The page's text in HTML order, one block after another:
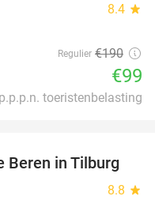
8.4 star
Regulier €190
€99
toeristenbelasting
46%
Beren in Tilburg
8.8 star